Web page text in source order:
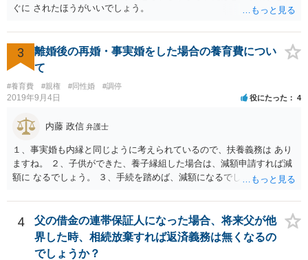
ぐに されたほうがいいでしょう。
3
離婚後の再婚・事実婚をした場合の養育費につい
て
#養育費 #親権 #同性婚 #調停
2019年9月4日 役にたった 4
内藤 政信 弁護士
１、事実婚も内縁と同じように考えられているので、扶養義務は あり
ますね。 ２、子供ができた、養子縁組した場合は、減額申請すれば減
額に なるでしょう。 ３、手続を踏めば、減額になるでしょう。 ４、
しょう。 いろいろ議論のあるところですが、実務は上記のような運用
でしょう。
4
父の借金の連帯保証人になった場合、将来父が他
界した時、相続放棄すれば返済義務は無くなるの
でしょうか？